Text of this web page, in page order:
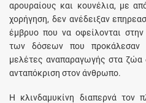
αρουραίους και κουνέλια, με
χορήγηση, δεν ανέδειξαν
έμβρυο που να οφείλονται στην
των δόσεων που προκάλεσαν
μελέτες αναπαραγωγής στα ζώα
ανταπόκριση στον άνθρωπο.
Η κλινδαμυκίνη διαπερνά τον